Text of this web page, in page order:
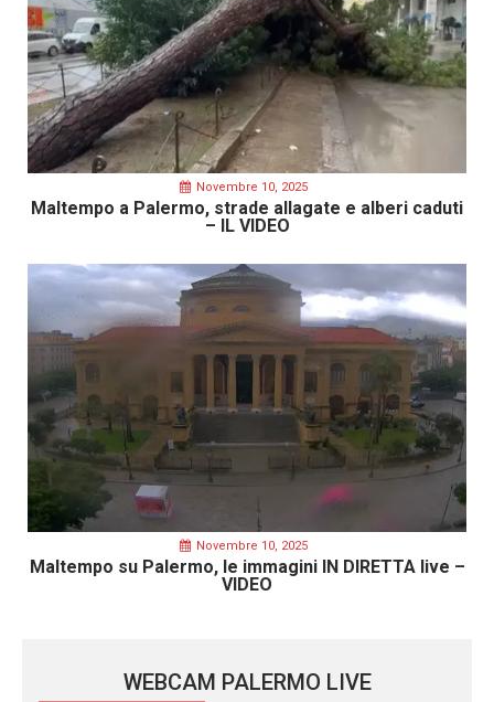
Novembre 10, 2025
Maltempo a Palermo, strade allagate e alberi caduti
– IL VIDEO
Novembre 10, 2025
Maltempo su Palermo, le immagini IN DIRETTA live –
VIDEO
WEBCAM PALERMO LIVE